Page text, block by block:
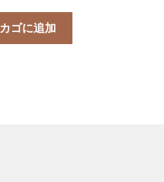
ゴに追加